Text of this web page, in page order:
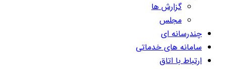
گزارش ها
مجلس
چندرسانه ای
سامانه های خدماتی
ارتباط با اتاق